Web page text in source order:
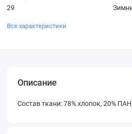
29
Все характеристики
Описание
Состав ткани: 78% хлопок, 20%